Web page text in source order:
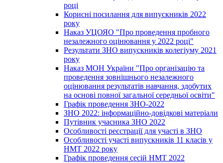
році
Корисні посилання для випускників 2022
року
Наказ УЦОЯО "Про проведення пробного
незалежного оцінювання у 2022 році"
Результати ЗНО випускників колегіуму 2021
року
Наказ МОН України "Про організацію та
проведення зовнішнього незалежного
оцінювання результатів навчання, здобутих
на основі повної загальної середньої освіти"
Графік проведення ЗНО-2022
ЗНО 2022: інформаційно-довідкові матеріали
Путівник учасника ЗНО 2022
Особливості реєстрації для участі в ЗНО
Особливості участі випускників 11 класів у
НМТ 2022 року
Графік проведення сесій НМТ 2022